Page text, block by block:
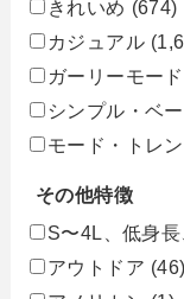
きれいめ (674)
カジュアル
ガーリーモー
シンプル・ベ
モード・トレ
その他特徴
S〜4L、低身
アウトドア (46)